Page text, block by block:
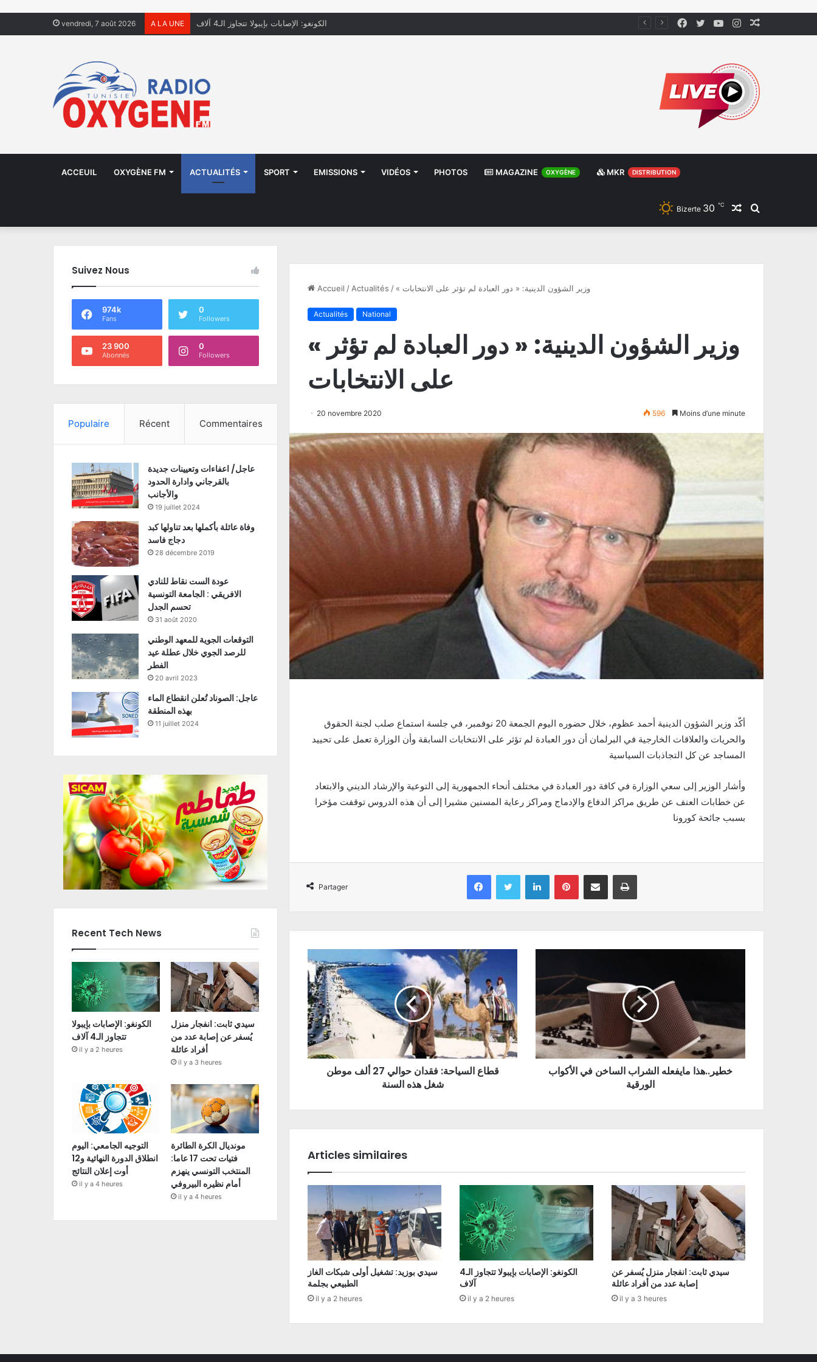
vendredi, 7 août 2026 A LA UNE الكونغو: الإصابات بإيبولا تتجاوز الـ4 آلاف Instagram
YouTube
Twitter
Facebook
ACCEUIL OXYGÈNE FM ACTUALITÉS SPORT EMISSIONS VIDÉOS PHOTOS MAGAZINE OXYGÈNE MKR DISTRIBUTION
Rechercher
Article
Bizerte 30 ℃
Accueil / Actualités / « وزير الشؤون الدينية: « دور العبادة لم تؤثر على الانتخابات
Actualités National
« وزير الشؤون الدينية: « دور العبادة لم تؤثر
على الانتخابات
20 novembre 2020 596 Moins d’une minute
أكّد وزير الشؤون الدينية أحمد عظوم، خلال حضوره اليوم الجمعة 20 نوفمبر، في جلسة استماع صلب لجنة الحقوق
والحريات والعلاقات الخارجية في البرلمان أن دور العبادة لم تؤثر على الانتخابات السابقة وأن الوزارة تعمل على تحييد
المساجد عن كل التجاذبات السياسية
وأشار الوزير إلى سعي الوزارة في كافة دور العبادة في مختلف أنحاء الجمهورية إلى التوعية والإرشاد الديني والابتعاد
عن خطابات العنف عن طريق مراكز الدفاع والإدماج ومراكز رعاية المسنين مشيرا إلى أن هذه الدروس توقفت مؤخرا
بسبب جائحة كورونا
Partager
Facebook Twitter Linkedin Pinterest Partager par email Imprimer
قطاع السياحة: فقدان حوالي 27 ألف موطن
شغل هذه السنة
خطير..هذا مايفعله الشراب الساخن في الأكواب
الورقية
Articles similaires
سيدي بوزيد: تشغيل أولى شبكات الغاز
الطبيعي بجلمة
il y a 2 heures
الكونغو: الإصابات بإيبولا تتجاوز الـ4
آلاف
il y a 2 heures
سيدي ثابت: انفجار منزل يُسفر عن
إصابة عدد من أفراد عائلة
il y a 3 heures
Suivez Nous
974k
Fans
0
Followers
23 900
Abonnés
0
Followers
Populaire Récent Commentaires
عاجل/ اعفاءات وتعيينات جديدة
بالقرجاني وادارة الحدود
والأجانب
19 juillet 2024
وفاة عائلة بأكملها بعد تناولها كبد
دجاج فاسد
28 décembre 2019
عودة الست نقاط للنادي
الافريقي : الجامعة التونسية
تحسم الجدل
31 août 2020
التوقعات الجوية للمعهد الوطني
للرصد الجوي خلال عطلة عيد
الفطر
20 avril 2023
عاجل: الصوناد تُعلن انقطاع الماء
بهذه المنطقة
11 juillet 2024
Recent Tech News
الكونغو: الإصابات بإيبولا
تتجاوز الـ4 آلاف
il y a 2 heures
سيدي ثابت: انفجار منزل
يُسفر عن إصابة عدد من
أفراد عائلة
il y a 3 heures
التوجيه الجامعي: اليوم
انطلاق الدورة النهائية و12
أوت إعلان النتائج
il y a 4 heures
مونديال الكرة الطائرة
فتيات تحت 17 عاما:
المنتخب التونسي ينهزم
أمام نظيره البيروفي
il y a 4 heures